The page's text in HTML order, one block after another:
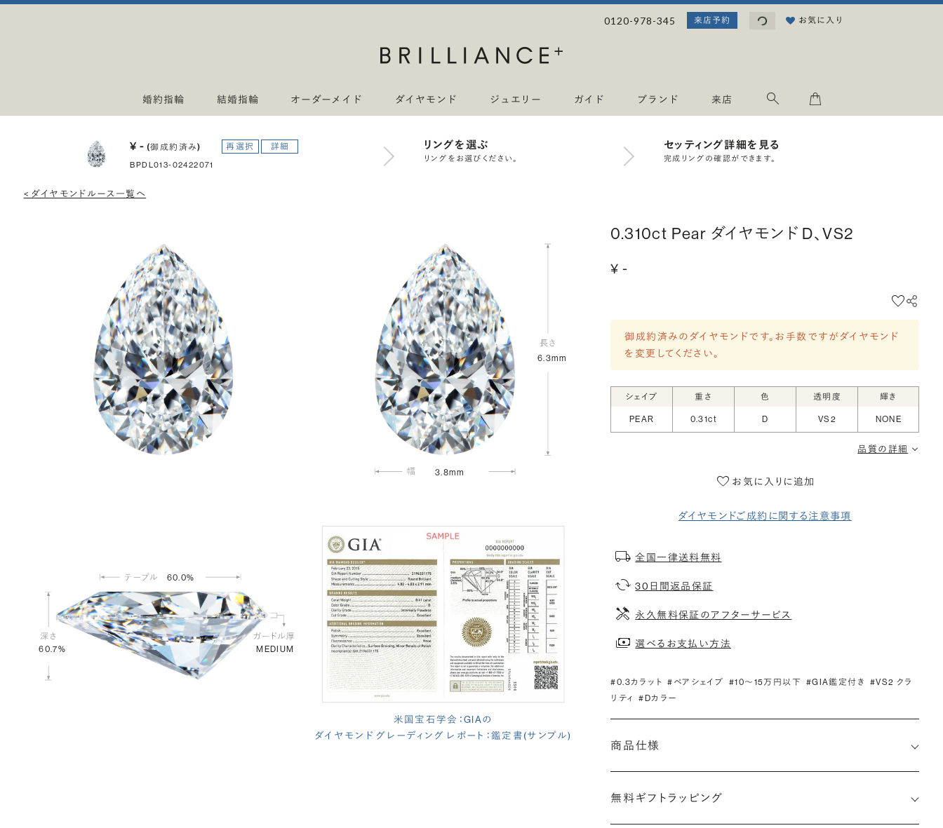
0120-978-345 来店予約 読み込み中...お気に入り
婚約指輪 結婚指輪 オーダーメイド ダイヤモンド ジュエリー ガイド ブランド 来店
¥ -(御成約済み) 再選択 詳細
BPDL013-02422071
リングを選ぶ
リングをお選びください。
セッティング詳細を見る
完成リングの確認ができます。
< ダイヤモンドルース一覧へ
6.3mm
3.8mm
60.7%
60.0%
MEDIUM
米国宝石学会：GIAの
ダイヤモンド グレーディング レポート：鑑定書(サンプル)
0.310ct Pear ダイヤモンド D、VS2
¥ -
御成約済みのダイヤモンドです。お手数ですがダイヤモンド
を変更してください。
シェイプ 重さ 色 透明度 輝き
PEAR 0.31ct D VS2 NONE
品質の詳細
お気に入りに追加
ダイヤモンドご成約に関する注意事項
全国一律送料無料
30日間返品保証
永久無料保証のアフターサービス
選べるお支払い方法
#0.3カラット #ペアシェイプ #10〜15万円以下 #GIA鑑定付き #VS2 クラ
リティ
#Dカラー
商品仕様
無料ギフトラッピング